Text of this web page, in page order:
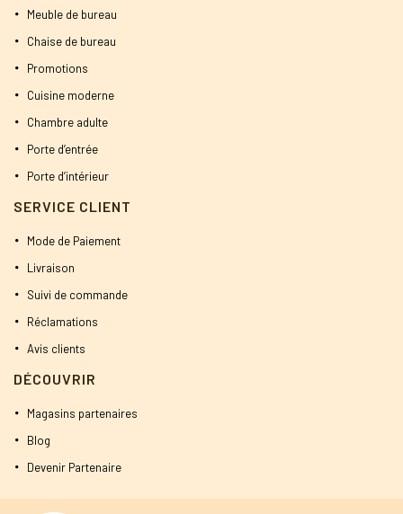
Meuble de bureau
Chaise de bureau
Promotions
Cuisine moderne
Chambre adulte
Porte d’entrée
Porte d’intérieur
SERVICE CLIENT
Mode de Paiement
Livraison
Suivi de commande
Réclamations
Avis clients
DÉCOUVRIR
Magasins partenaires
Blog
Devenir Partenaire